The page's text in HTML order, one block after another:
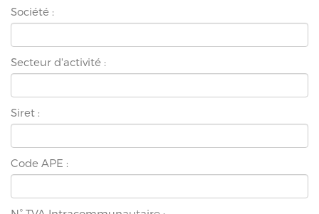
Société :
Secteur d'activité :
Siret :
Code APE :